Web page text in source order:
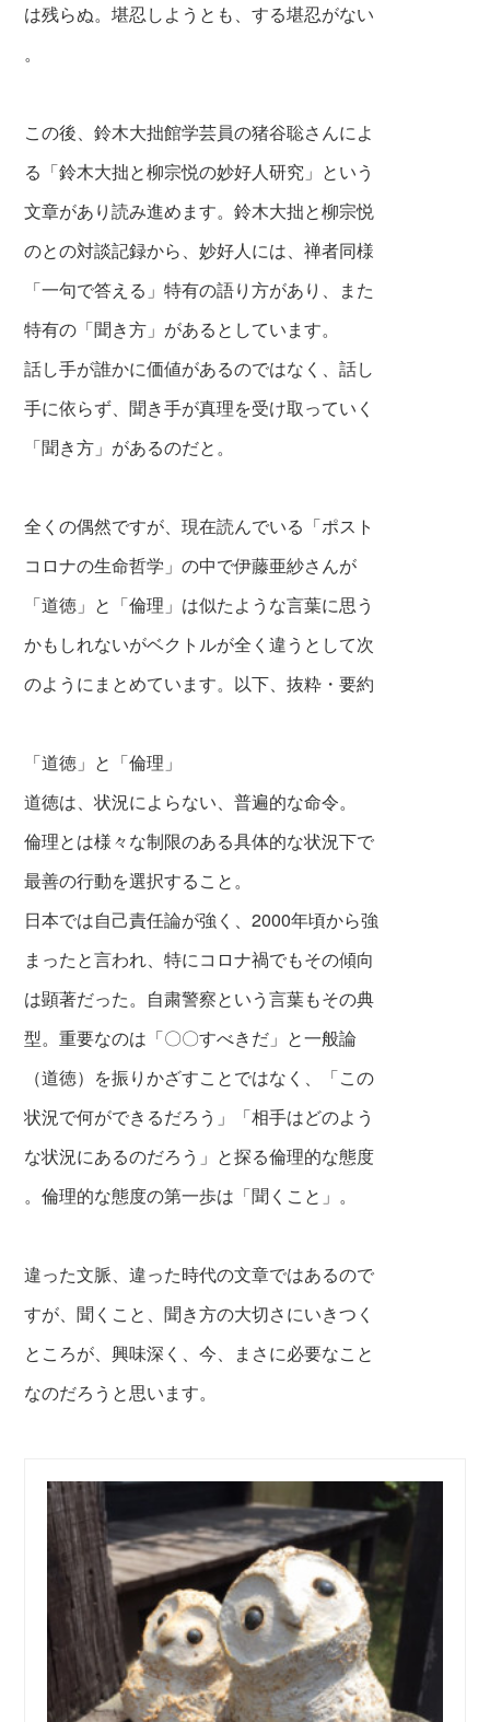
は残らぬ。堪忍しようとも、する堪忍がない
。
この後、鈴木大拙館学芸員の猪谷聡さんによ
る 「鈴木大拙と柳宗悦の妙好人研究」という
文章があり読み進めます。鈴木大拙と柳宗悦
のとの対談記録から、妙好人には、禅者同様
「一句で答える」特有の語り方があり、また
特有の「聞き方」があるとしています。
話し手が誰かに価値があるのではなく、話し
手に依らず、聞き手が真理を受け取っていく
「聞き方」があるのだと。
全くの偶然ですが、現在読んでいる「ポスト
コロナの生命哲学」の中で伊藤亜紗さんが
「道徳」と「倫理」は似たような言葉に思う
かもしれないがベクトルが全く違うとして次
のようにまとめています。 以下、抜粋・要約
「道徳」と「倫理」
道徳は、状況によらない、普遍的な命令。
倫理とは様々な制限のある具体的な状況下で
最善の行動を選択すること。
日本では自己責任論が強く、2000年頃から強
まったと言われ、特にコロナ禍でもその傾向
は顕著だった。自粛警察という言葉もその典
型。重要なのは「〇〇すべきだ」と一般論
（道徳）を振りかざすことではなく、
「この
状況で何ができるだろう」「相手はどのよう
な状況にあるのだろう」と探る倫理的な態度
。倫理的な態度の第一歩は「聞くこと」。
違った文脈、違った時代の文章ではあるので
すが、聞くこと、聞き方の大切さにいきつく
ところが、興味深く、今、まさに必要なこと
なのだろうと思います。